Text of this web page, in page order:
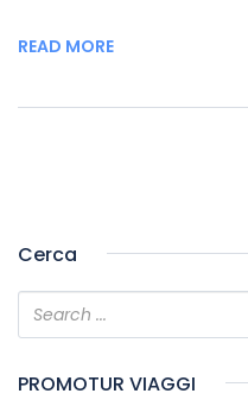
READ MORE
Cerca
PROMOTUR VIAGGI